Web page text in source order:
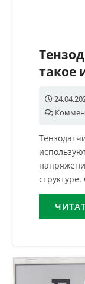
такое